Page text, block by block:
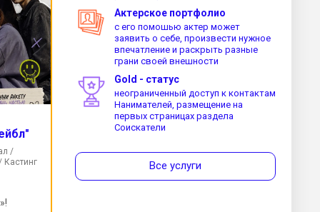
/
Кастинг
Актерское портфолио
с его помошью актер может
заявить о себе, произвести нужное
впечатление и раскрыть разные
грани своей внешности
Gold - статус
неограниченный доступ к контактам
Нанимателей, размещение на
первых страницах раздела
Соискатели
Все услуги